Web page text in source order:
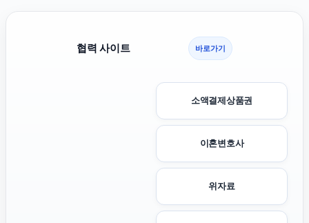
협력 사이트 바로가기
소액결제상품권
이혼변호사
위자료